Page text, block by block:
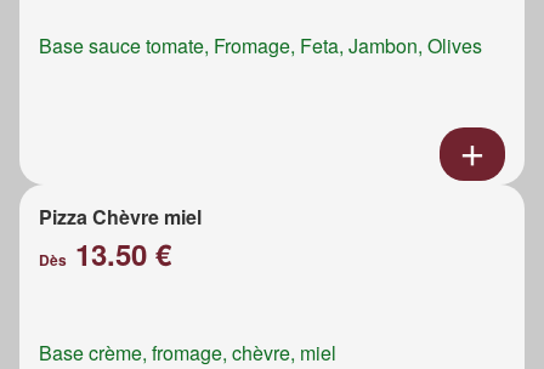
Base sauce tomate, Fromage, Feta, Jambon, Olives
Pizza Chèvre miel
Dès 13.50 €
Base crème, fromage, chèvre, miel